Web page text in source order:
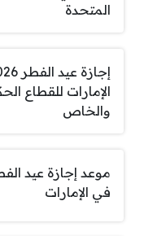
المتحدة
الإمارات للقطاع
والخاص
في الإمارات